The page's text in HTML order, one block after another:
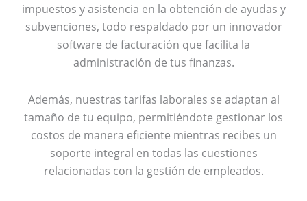
impuestos y asistencia en la obtención de ayudas y
subvenciones, todo respaldado por un innovador
software de facturación que facilita la
administración de tus finanzas.
Además, nuestras tarifas laborales se adaptan al
tamaño de tu equipo, permitiéndote gestionar los
costos de manera eficiente mientras recibes un
soporte integral en todas las cuestiones
relacionadas con la gestión de empleados.